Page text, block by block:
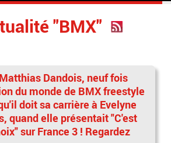
"BMX"
Dandois, neuf fois
du monde de BMX freestyle
doit sa carrière à Evelyne
quand elle présentait "C'est
sur France 3 ! Regardez